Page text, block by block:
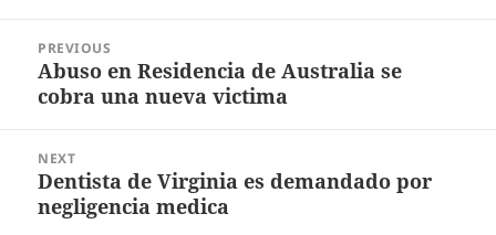
navigation
PREVIOUS
Previous
post:
Abuso en Residencia de Australia se
cobra una nueva victima
NEXT
Next
post:
Dentista de Virginia es demandado por
negligencia medica